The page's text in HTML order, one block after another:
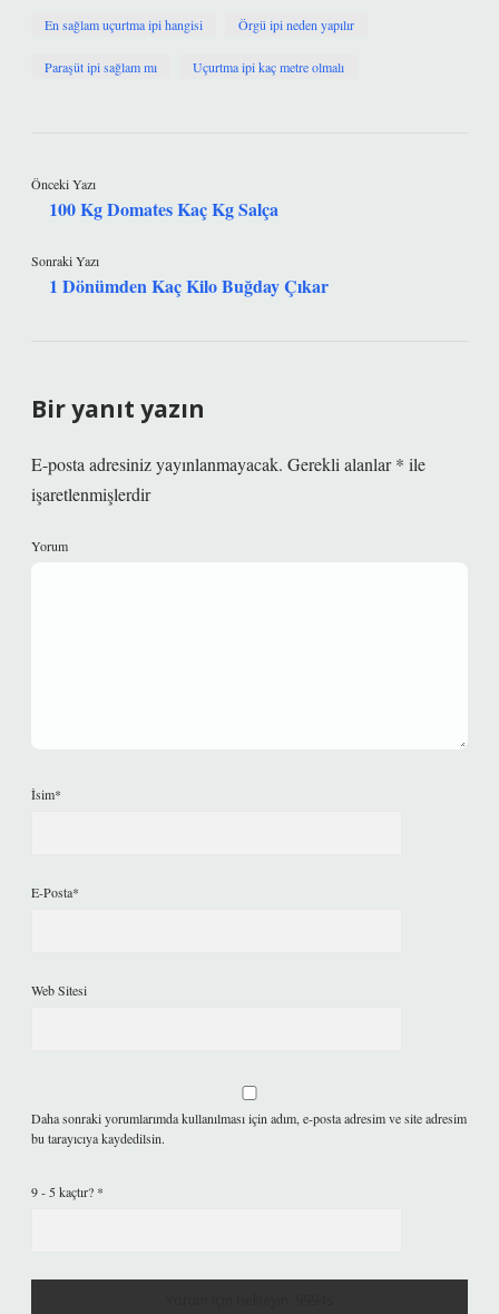
En sağlam uçurtma ipi hangisi Örgü ipi neden yapılır
Paraşüt ipi sağlam mı Uçurtma ipi kaç metre olmalı
Önceki Yazı
100 Kg Domates Kaç Kg Salça
Sonraki Yazı
1 Dönümden Kaç Kilo Buğday Çıkar
Bir yanıt yazın
E-posta adresiniz yayınlanmayacak. Gerekli alanlar* ile
işaretlenmişlerdir
Yorum
İsim*
E-Posta*
Web Sitesi
Daha sonraki yorumlarımda kullanılması için adım, e-posta adresim ve site adresim
bu tarayıcıya kaydedilsin.
9 - 5 kaçtır? *